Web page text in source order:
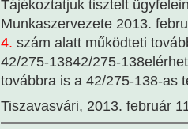
Tájékoztatjuk tisztelt
Munkaszervezete 2013.
4. szám alatt működteti
42/275-13842/275-138
továbbra is a 42/275-138-as
Tiszavasvári, 2013. február